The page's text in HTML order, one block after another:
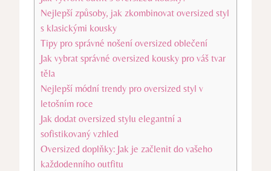
Nejlepší způsoby, jak zkombinovat oversized styl
s klasickými kousky
Tipy pro správné nošení oversized oblečení
Jak vybrat správné oversized kousky pro váš tvar
těla
Nejlepší módní trendy pro oversized styl v
letošním roce
Jak dodat oversized stylu elegantní a
sofistikovaný vzhled
Oversized doplňky: Jak je začlenit do vašeho
každodenního outfitu